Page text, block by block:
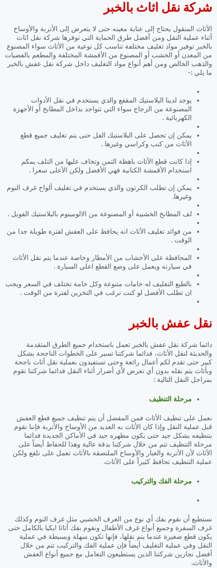
شركة نقل اثاث بالخبر
الأثاث المنقول يحتاج إلى عناية معينه حتى لا يتعرض إلى الأتربة والأوساخ
أثناء عملية النقل ومن أفضل طرق الحماية التي توفرها شركة نقل اثاث
بالخبر توفير مواد تغليف مختلفة تناسب كل نوعية من الأثاث سواء المصنوع
من المعدن أو الخشب أو المصنوع من الأقمشة المختلفة والمطعم بالفضيات
والذهب الخالص ومن أهم أنواع مواد التغليف داخل شركة نقل عفش بالخبر
ما يلي :-
يوجد لدينا البلاستيك المقفع والذي يستخدم في نقل الأدوات
المصنوعة من الزجاج سواء التي تتواجد بداخل المطابخ أو الأجهزة
الكهربائية .
يمكن إن تحصل على البلاستيك الفل حتى يتم تغليف جميع قطع
الأثاث من كنب وكراسي وغيرها .
إذا كانت قطع الأثاث باهظة الثمن وتخاف عليها من التلف يمكم
استخدام الأقمشة الكتانية فهي الأفضل ولكن الأعلى سعرا .
يمكن إن تطلب الكرتون والذي يستخدم في تغليف ألواح غرف النوم
وغيرها.
لف المطابخ الخشبية أو المصنوعة من الالومينوم بالبلاستيك الفويل .
من فوائد تغليف الأثاث انه يحافظ على العفش لفترة طويلة جدا من
الوقت .
المحافظة على الأخشاب من الأمطار وخاصة عندما يتم نقل الأثاث
في سيارته ويعمل على وضع القطع اعلي السيارة .
بالطبع التغليف له خامات متنوعة وكل خامة تختلف في السعر ويجب
ان تطلب الأفضل لو كنت ترغب في التخزين لفترة من الوقت .
نقل عفش بالخبر
دائما شركة نقل عفش بالخبر تعمل باستخدام جميع الطرق المتقدمة
والحديثة لنقل الأثاث، فدائما شركتنا تسير على الخطوات الناجحة بشكل
كبير حتى تقدم لكم أعمال رائعة وحتى تستفيدون بعملية نقل أثاث ناجحة
وبأثاث يتم نقله بدون أي تعرض لأي أضرار أثناء النقل فدائما شركتنا تقوم
بمراحل النقل التالية :
مرحلة التنظيف
نعمل على تنظيف الأثاث فمن المفضل أن يتم تنظيف جميع قطع العفش
قبل عملية النقل وإذا كان الأثاث به العديد من الأوساخ والأتربة فإننا نقوم
بتنظيفه بشكل جيد حتى يكون مظهره جيد في الأماكن الجديدة فدائما
مرحلة التنظيف تتم من خلال شركتنا بدقة عالية وهذا للحفاظ أيضاً على
الأثاث لأن الأتربة والغبار والأوساخ الملتصقة بالأثاث تعمل على تلفع ولكن
عملية التنظيف تحافظ كثيراً على الأثاث.
مرحلة الفك والتركيب
نستطيع أن نقوم بفك أي نوع من الغرف الخشبي مثل غرف النوم وكذلك
غرف السفرة وجميع أنواع غرف الأطفال ونقوم بفك أثاثا ايكيا بالكامل حتى
يكون قطع صغيرة عندما يتم نقلها، فإنها تكون سهلة وبسيطة في عملية
النقل وفي عملية التغليف أيضاً فإن عملية الفك والتركيب تتم من خلال
أفضل نجارين شركتنا الذين يستطيعون التعامل مع جميع أنواع العفش
والأثاث.